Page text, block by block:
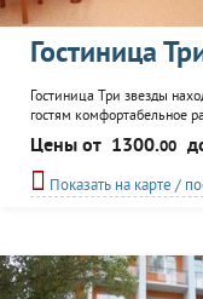
Гостиница
Гостиница Три звезды
гостям комфортабельное
трехместных номерах и
гостиницы могут
Возможен вызов такси.
Цены от 1300.00
Показать на карте /